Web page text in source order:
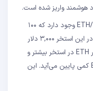
مثال عملی: فرض کنید یک استخر ETH/USDC وجود دارد که ۱۰۰
ETH و ۳۰۰,۰۰۰ USDC دارد. قیمت ETH در این استخر ۳,۰۰۰ دلار
است. وقتی کسی ۱ ETH می‌فروشد، مقدار ETH در استخر بیشتر و
USDC کمتر می‌شود، بنابراین قیمت ETH کمی پایین می‌آید. این